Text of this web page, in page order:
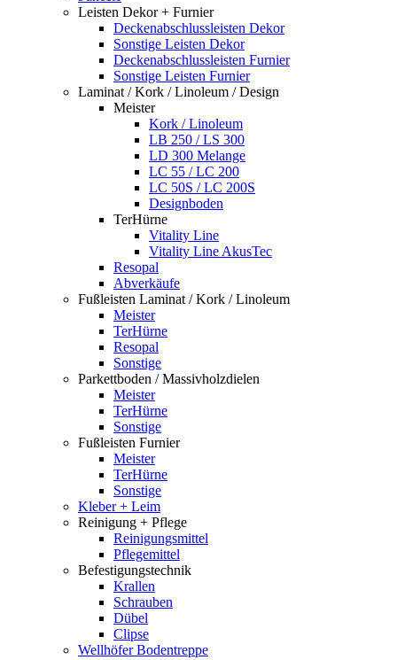
Leisten Dekor + Furnier
Deckenabschlussleisten Dekor
Sonstige Leisten Dekor
Deckenabschlussleisten Furnier
Sonstige Leisten Furnier
Laminat / Kork / Linoleum / Design
Meister
Kork / Linoleum
LB 250 / LS 300
LD 300 Melange
LC 55 / LC 200
LC 50S / LC 200S
Designboden
TerHürne
Vitality Line
Vitality Line AkusTec
Resopal
Abverkäufe
Fußleisten Laminat / Kork / Linoleum
Meister
TerHürne
Resopal
Sonstige
Parkettboden / Massivholzdielen
Meister
TerHürne
Sonstige
Fußleisten Furnier
Meister
TerHürne
Sonstige
Kleber + Leim
Reinigung + Pflege
Reinigungsmittel
Pflegemittel
Befestigungstechnik
Krallen
Schrauben
Dübel
Clipse
Wellhöfer Bodentreppe